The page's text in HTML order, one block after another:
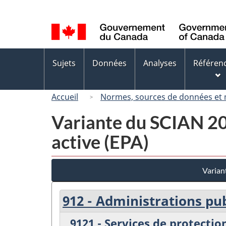
de
la
langue
des
Sujets Données Analyses
Accueil Normes, sources de données et
Variante du SCIAN
active (EPA)
912 - Administrations
9121 - Services de